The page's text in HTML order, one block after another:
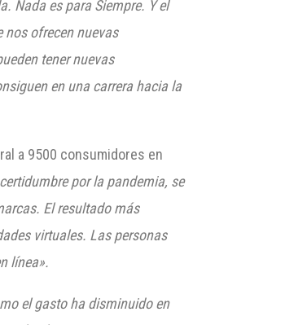
Nada es para Siempre. Y el
ofrecen nuevas
tener nuevas
en una carrera hacia la
a 9500 consumidores en
por la pandemia, se
El resultado más
virtuales. Las personas
línea».
el gasto ha disminuido en